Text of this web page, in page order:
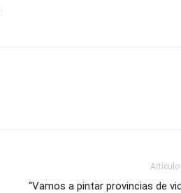
“Vamos a pintar provincias de